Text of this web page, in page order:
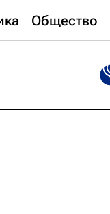
Общество